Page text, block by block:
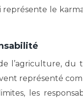
le
l’agriculture, du
représenté
les